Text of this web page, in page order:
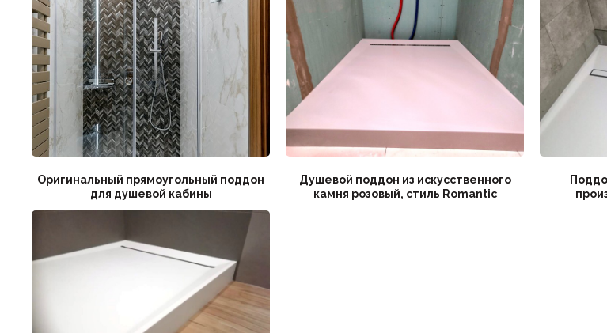
Оригинальный прямоугольный поддон
для душевой кабины
Душевой поддон из искусственного
камня розовый, стиль Romantic